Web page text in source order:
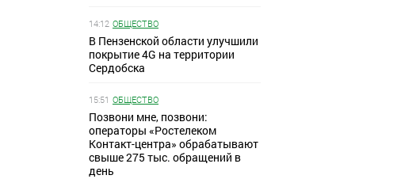
14:12 ОБЩЕСТВО
В Пензенской области улучшили
покрытие 4G на территории
Сердобска
15:51 ОБЩЕСТВО
Позвони мне, позвони:
операторы «Ростелеком
Контакт-центра» обрабатывают
свыше 275 тыс. обращений в
день